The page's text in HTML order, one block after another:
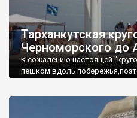
Тарханкутская
Черноморского до
К сожалению настоящей
пешком вдоль